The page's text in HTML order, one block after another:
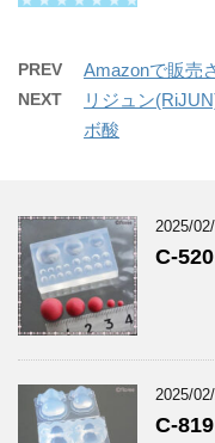
PREV Amazonで販売
NEXT
リジュン
ボ酸
2025/
C-
2025/
C-